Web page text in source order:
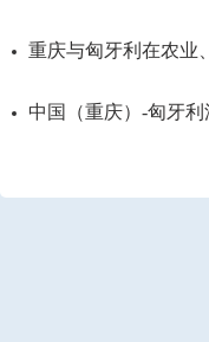
转移中心
重庆与匈牙利在农业
中国（重庆）-匈牙利